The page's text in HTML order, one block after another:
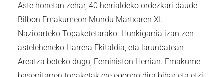
Aste honetan zehar, 40 herrialdeko ordezkari daude
Bilbon Emakumeon Mundu Martxaren XI.
Nazioarteko Topaketetarako. Hunkigarria izan zen
asteleheneko Harrera Ekitaldia, eta larunbatean
Areatza beteko dugu, Feministon Herrian. Emakume